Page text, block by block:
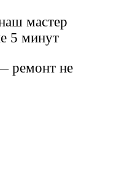
мастер
5 минут
ремонт не